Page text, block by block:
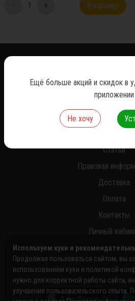
- 1 + В корзину
О нас
Статьи
Правовая
Доставка
Оплата
Контакты
Личный
Используем куки и
Продолжая пользоваться сайтом, вы
использованием куки и политикой
нужно для корректной работы сайта,
улучшения пользовательского опыта.
Ещё больше акций и скидок в
приложении
Не хочу